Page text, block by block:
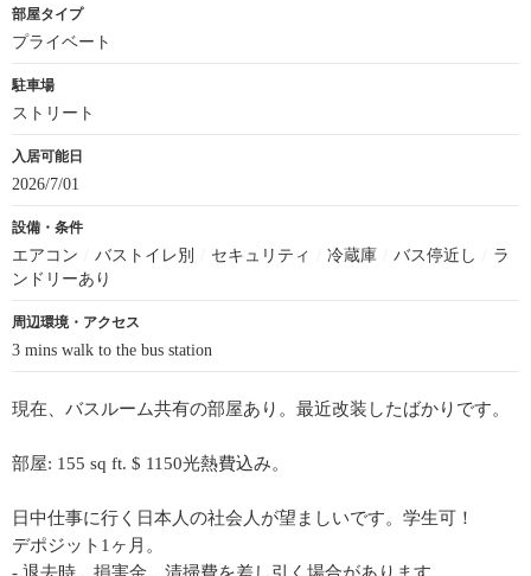
部屋タイプ
プライベート
駐車場
ストリート
入居可能日
2026/7/01
設備・条件
エアコン バストイレ別 セキュリティ 冷蔵庫 バス停近し
ラ
ンドリーあり
周辺環境・アクセス
3 mins walk to the bus station
現在、バスルーム共有の部屋あり。最近改装したばかりです。
部屋: 155 sq ft. $ 1150光熱費込み。
日中仕事に行く日本人の社会人が望ましいです。学生可！
デポジット1ヶ月。